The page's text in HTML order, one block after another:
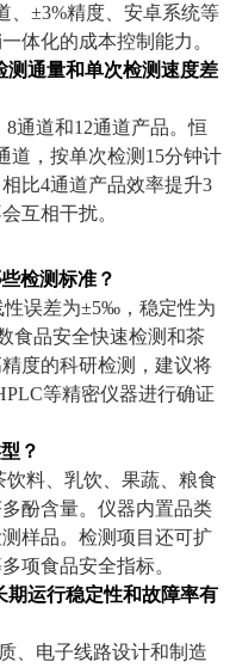
、 ±3%精度、安卓系统等
体化的成本控制能力。
测通量和单次检测速度差
8通道和12通道产品。恒
道，按单次检测 15分钟计
比4通道产品效率提升3
互相干扰。
检测标准？
性误差为±5‰ ，稳定性为
食品安全快速检测和茶
度的科研检测，建议将
等精密仪器进行确证
？
料、乳饮、果蔬、粮食
酚含量。仪器内置品类
样品。检测项目还可扩
项食品安全指标。
期运行稳定性和故障率有
、电子线路设计和制造